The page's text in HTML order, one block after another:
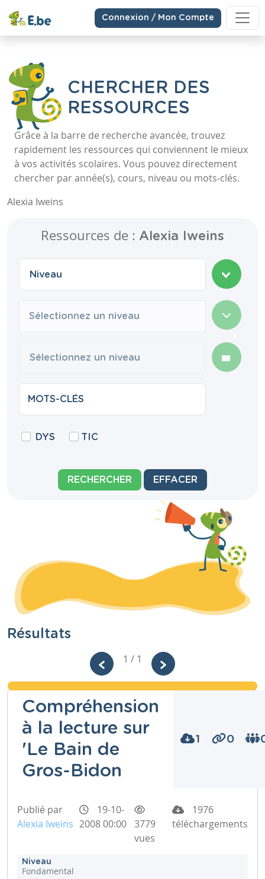
Connexion / Mon Compte
CHERCHER DES
RESSOURCES
Grâce à la barre de recherche avancée, trouvez
rapidement les ressources qui conviennent le mieux
à vos activités scolaires. Vous pouvez directement
chercher par année(s), cours, niveau ou mots-clés.
Alexia Iweins
Ressources de : Alexia Iweins
Sélectionnez un niveau
DYS TIC
RECHERCHER EFFACER
Résultats
1 / 1
Compréhension
à la lecture sur
'Le Bain de
Gros-Bidon
1 0
Publié par
Alexia Iweins
19-10-
2008 00:00 3779
vues
1976
téléchargements
Niveau
Fondamental